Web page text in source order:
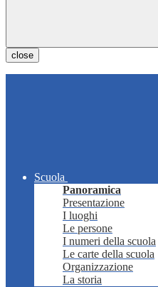
close
Scuola
Panoramica
Presentazione
I luoghi
Le persone
I numeri della scuola
Le carte della scuola
Organizzazione
La storia